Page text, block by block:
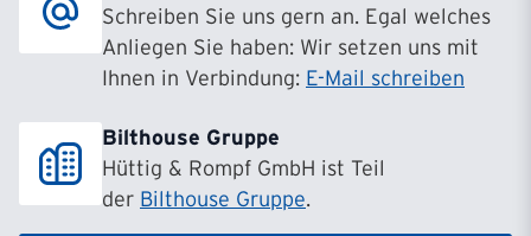
Schreiben Sie uns gern an. Egal welches
Anliegen Sie haben: Wir setzen uns mit
Ihnen in Verbindung: E-Mail schreiben
Bilthouse Gruppe
Hüttig & Rompf GmbH ist Teil
der Bilthouse Gruppe.